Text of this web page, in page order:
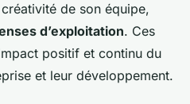
de son équipe,
d’exploitation. Ces
positif et continu du
et leur développement.